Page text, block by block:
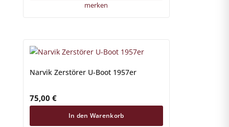
merken
Narvik Zerstörer U-Boot 1957er
75,00 €
In den Warenkorb